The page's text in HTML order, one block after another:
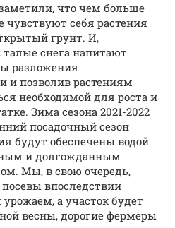
что чем больше
себя растения
грунт. И,
талые снега напитают
разложения
и позволив растениям
необходимой для роста и
Зима сезона 2021-2022
посадочный сезон
будут обеспечены водой
и долгожданным
Мы, в свою очередь,
впоследствии
а участок будет
весны, дорогие фермеры